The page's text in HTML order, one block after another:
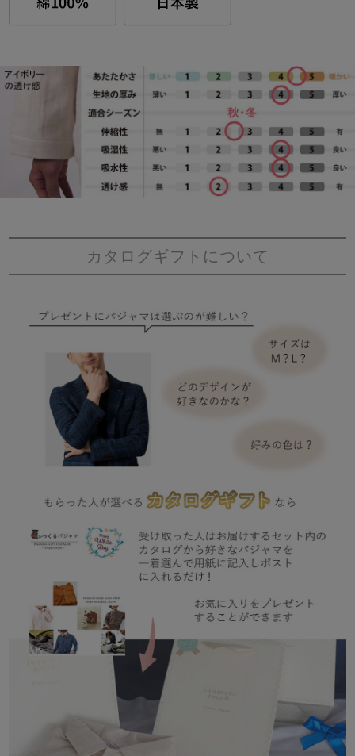
カタログギフトについて